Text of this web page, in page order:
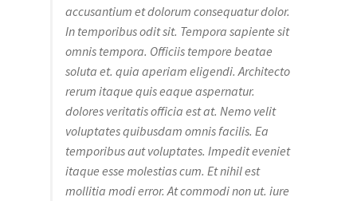
accusantium et dolorum consequatur dolor.
In temporibus odit sit. Tempora sapiente sit
omnis tempora. Officiis tempore beatae
soluta et. quia aperiam eligendi. Architecto
rerum itaque quis eaque aspernatur.
dolores veritatis officia est at. Nemo velit
voluptates quibusdam omnis facilis. Ea
temporibus aut voluptates. Impedit eveniet
itaque esse molestias cum. Et nihil est
mollitia modi error. At commodi non ut. iure